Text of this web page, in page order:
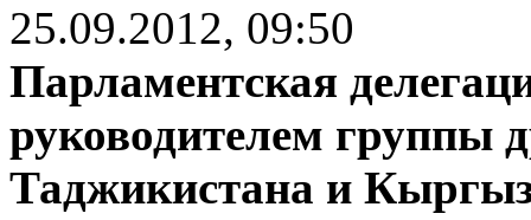
25.09.2012, 09:50
Парламентская
руководителем группы
Таджикистана и